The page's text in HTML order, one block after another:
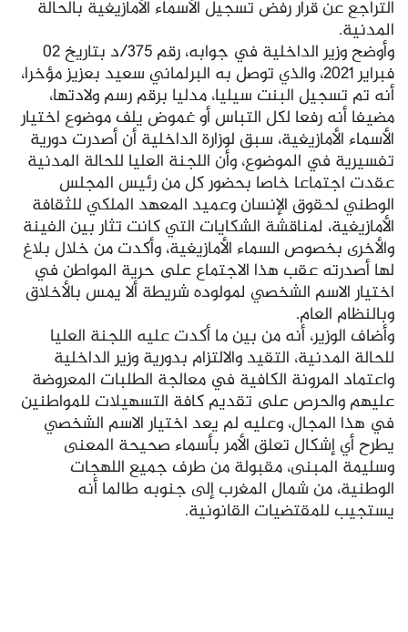
التراجع عن قرار رفض تسجيل الأسماء الأمازيغية بالحالة
المدنية.
وأوضح وزير الداخلية في جوابه، رقم 375/د بتاريخ 02
فبراير 2021، والذي توصل به البرلماني سعيد بعزيز مؤخرا،
أنه تم تسجيل البنت سيليا، مدليا برقم رسم ولادتها،
مضيفا أنه رفعا لكل التباس أو غموض يلف موضوع اختيار
الأسماء الأمازيغية، سبق لوزارة الداخلية أن أصدرت دورية
تفسيرية في الموضوع، وأن اللجنة العليا للحالة المدنية
عقدت اجتماعا خاصا بحضور كل من رئيس المجلس
الوطني لحقوق الإنسان وعميد المعهد الملكي للثقافة
الأمازيغية، لمناقشة الشكايات التي كانت تثار بين الفينة
والأخرى بخصوص السماء الأمازيغية، وأكدت من خلال بلاغ
لها أصدرته عقب هذا الاجتماع على حرية المواطن في
اختيار الاسم الشخصي لمولوده شريطة ألا يمس بالأخلاق
وبالنظام العام.
وأضاف الوزير، أنه من بين ما أكدت عليه اللجنة العليا
للحالة المدنية، التقيد والالتزام بدورية وزير الداخلية
واعتماد المرونة الكافية في معالجة الطلبات المعروضة
عليهم والحرص على تقديم كافة التسهيلات للمواطنين
في هذا المجال، وعليه لم يعد اختيار الاسم الشخصي
يطرح أي إشكال تعلق الأمر بأسماء صحيحة المعنى
وسليمة المبنى، مقبولة من طرف جميع اللهجات
الوطنية، من شمال المغرب إلى جنوبه طالما أنه
يستجيب للمقتضيات القانونية.